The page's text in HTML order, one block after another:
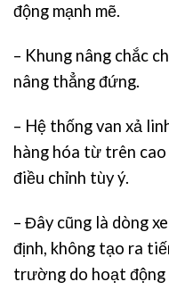
động mạnh mẽ.
– Khung nâng chắc
nâng thẳng đứng.
– Hệ thống van xả
hàng hóa từ trên
điều chỉnh tùy ý.
– Đây cũng là dòng
định, không tạo ra
trường do hoạt động